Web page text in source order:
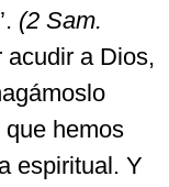
(2 Sam.
acudir a Dios,
que hemos
espiritual. Y